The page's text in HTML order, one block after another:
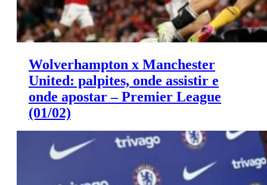
Wolverhampton x Manchester
United: palpites, onde assistir e
onde apostar – Premier League
(01/02)
Saiba onde apostar e onde assistir ao jogo de hoje entre
Wolverhampton x Manchester United.